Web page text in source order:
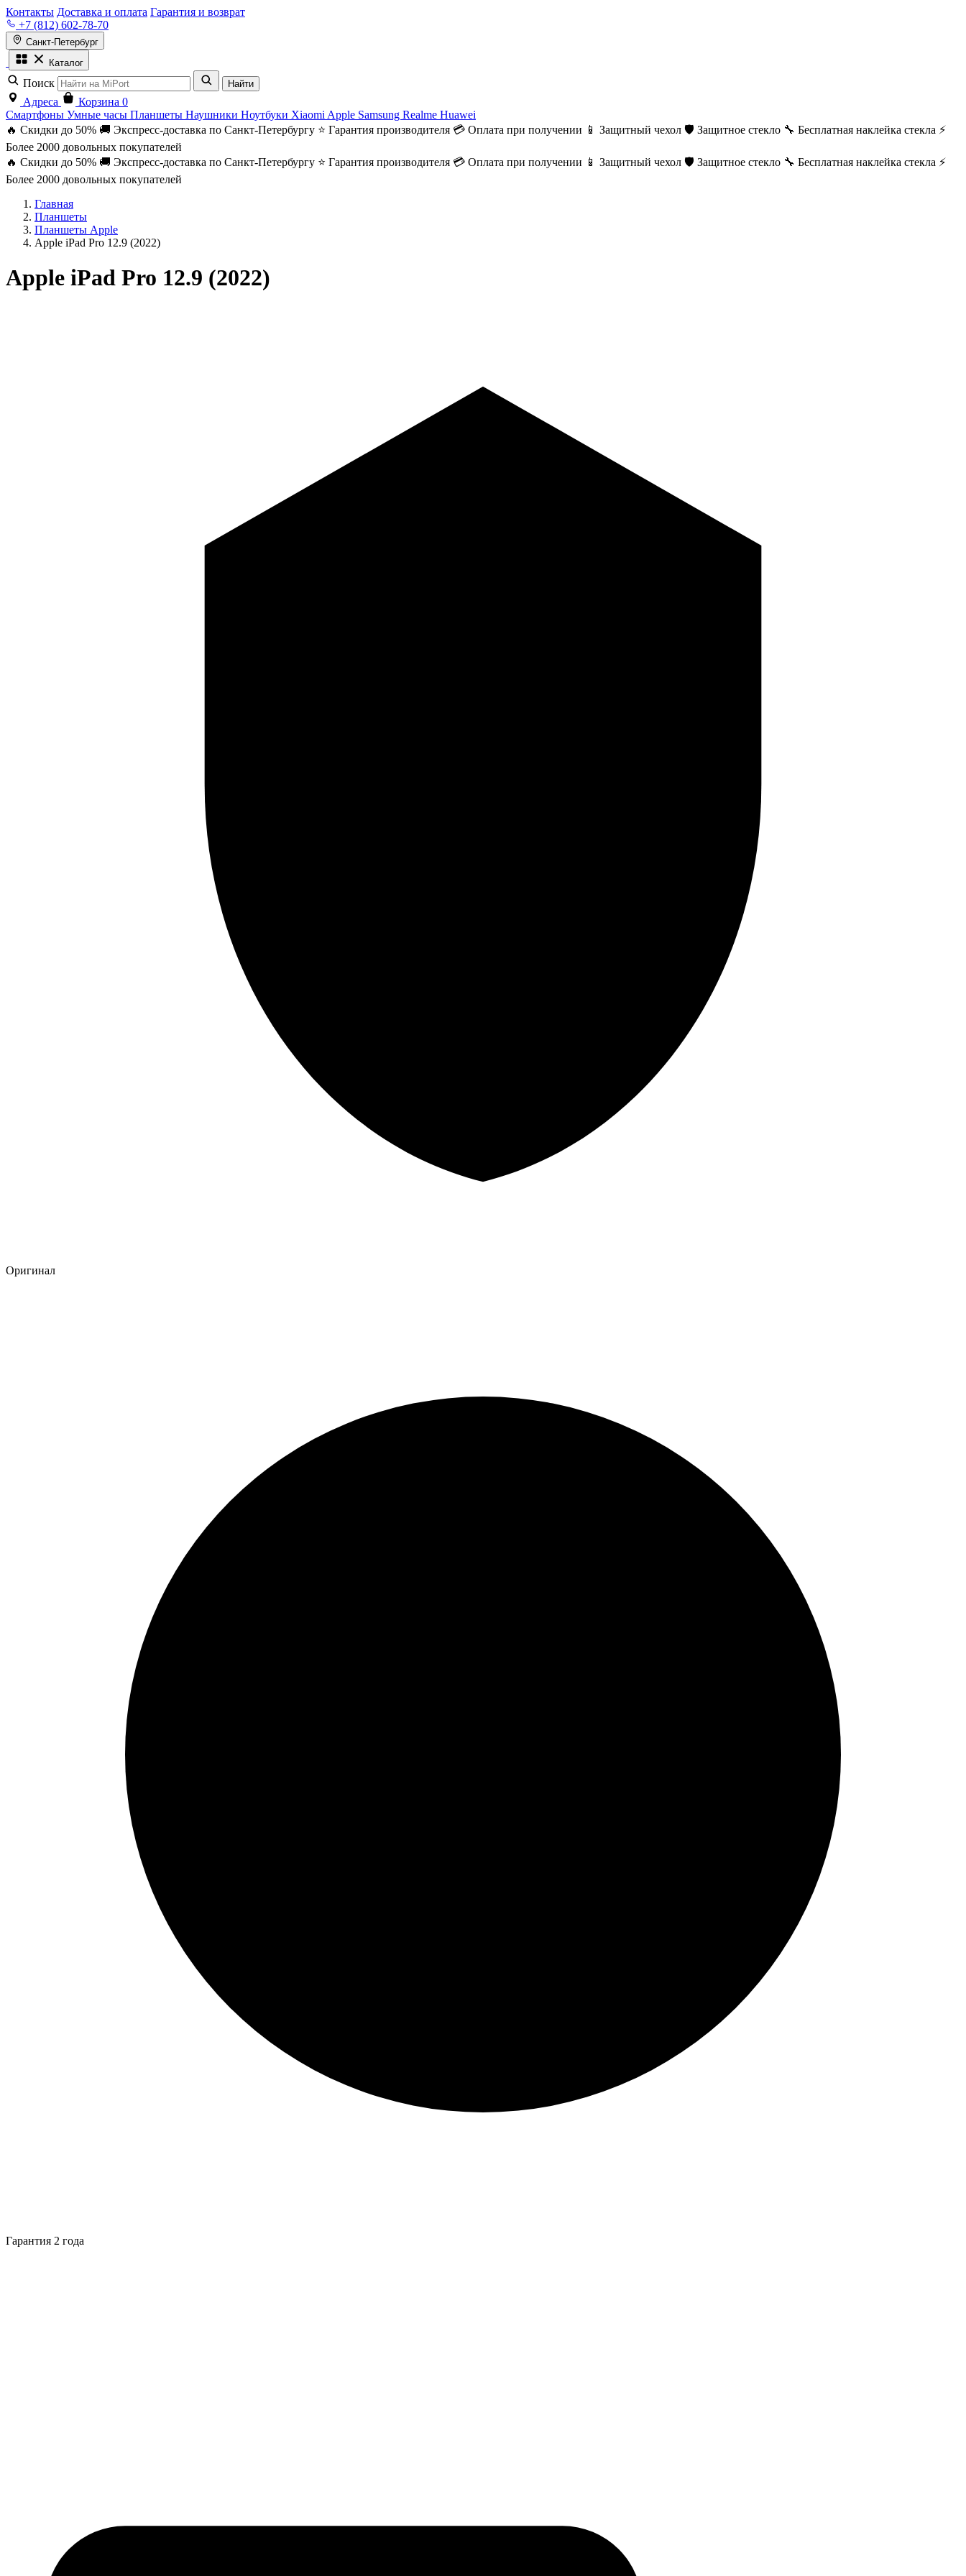
Контакты Доставка и оплата Гарантия и возврат
+7 (812) 602-78-70
Санкт-Петербург
Каталог
Поиск Найти
Адреса Корзина 0
Смартфоны Умные часы Планшеты Наушники Ноутбуки Xiaomi Apple Samsung Realme Huawei
🔥 Скидки до 50% 🚚 Экспресс-доставка по Санкт-Петербургу ⭐ Гарантия производителя 💳 Оплата при получении 📱 Защитный чехол 🛡️ Защитное стекло 🔧 Бесплатная наклейка стекла ⚡
Более 2000 довольных покупателей
🔥 Скидки до 50% 🚚 Экспресс-доставка по Санкт-Петербургу ⭐ Гарантия производителя 💳 Оплата при получении 📱 Защитный чехол 🛡️ Защитное стекло 🔧 Бесплатная наклейка стекла ⚡
Более 2000 довольных покупателей
Главная
Планшеты
Планшеты Apple
Apple iPad Pro 12.9 (2022)
Apple iPad Pro 12.9 (2022)
Оригинал
Гарантия 2 года